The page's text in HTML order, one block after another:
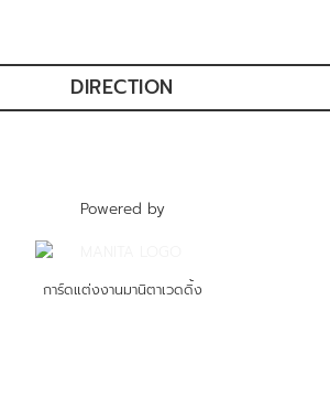
DIRECTION
Powered by
การ์ดแต่งงานมานิตาเวดดิ้ง